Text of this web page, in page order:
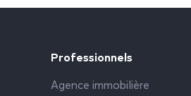
Professionnels
Agence immobilière